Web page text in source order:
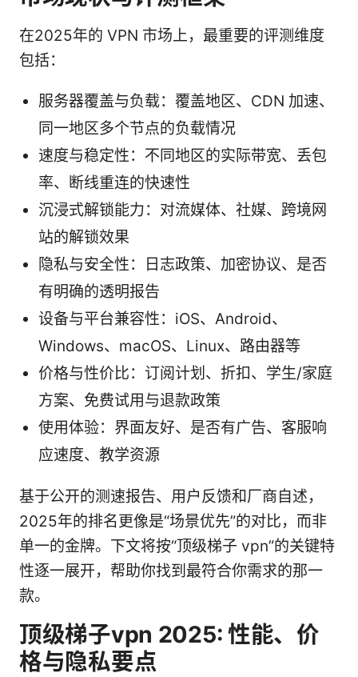
在2025年的 VPN 市场上，最重要的评测维度
包括：
服务器覆盖与负载：覆盖地区、CDN 加速、
同一地区多个节点的负载情况
速度与稳定性：不同地区的实际带宽、丢包
率、断线重连的快速性
沉浸式解锁能力：对流媒体、社媒、跨境网
站的解锁效果
隐私与安全性：日志政策、加密协议、是否
有明确的透明报告
设备与平台兼容性：iOS、Android、
Windows、macOS、Linux、路由器等
价格与性价比：订阅计划、折扣、学生/家庭
方案、免费试用与退款政策
使用体验：界面友好、是否有广告、客服响
应速度、教学资源
基于公开的测速报告、用户反馈和厂商自述，
2025年的排名更像是“场景优先”的对比，而非
单一的金牌。下文将按“顶级梯子 vpn”的关键特
性逐一展开，帮助你找到最符合你需求的那一
款。
顶级梯子vpn 2025: 性能、价
格与隐私要点